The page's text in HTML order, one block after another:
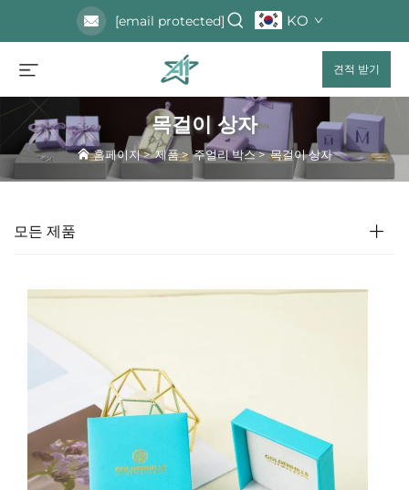
[email protected] KO
견적 받기
목걸이 상자
홈페이지>제품>주얼리 박스>목걸이 상자
모든 제품